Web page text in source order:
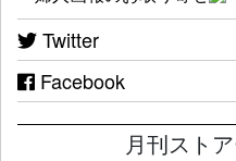
Twitter
Facebook
月刊スト